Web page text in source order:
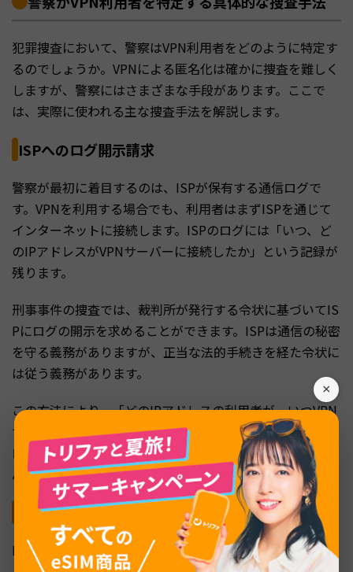
×
犯罪捜査において、警察はVPN利用者をどのように特定す
るのでしょうか。VPNによる匿名化は確かに捜査を難しく
しますが、警察にはさまざまな手段があります。ここで
は、実際に使われる主な捜査手法を解説します。
ISPへのログ開示請求
警察が最初に着目するのは、ISPが保有する通信ログで
す。VPNを利用する場合でも、利用者はまずISPを通じて
インターネットに接続します。ISPのログには「いつ、ど
のIPアドレスがVPNサーバーに接続したか」という記録が
残ります。
刑事事件の捜査では、裁判所が発行する令状に基づいてIS
Pにログの開示を求めることができます。ISPは通信の秘密
を守る義務がありますが、正当な法的手続きを経た令状に
は従う義務があります。
この方法により、「どのIPアドレスの利用者が、いつVPN
サーバーに接続したか」を把握できます。ただし、ISPの
ログだけではVPN経由で何をしていたかまでは判明しませ
ん。通信内容はVPNによって暗号化されているためです。
VPN事業者への国際捜査協力要請
ISPのログだけでは不十分な場合、警察はVPN事業者に対